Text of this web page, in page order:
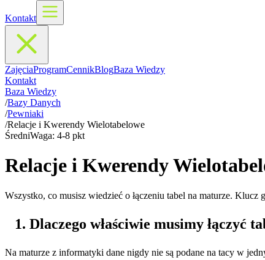
Kontakt
ZajęciaProgramCennikBlogBaza Wiedzy
Kontakt
Baza Wiedzy
/Bazy Danych
/Pewniaki
/Relacje i Kwerendy Wielotabelowe
ŚredniWaga: 4-8 pkt
Relacje i Kwerendy
Wszystko, co musisz wiedzieć o łączeniu tabel na maturze.
Dlaczego właściwie musimy łączyć
Na maturze z informatyki dane nigdy nie są podane na tacy w